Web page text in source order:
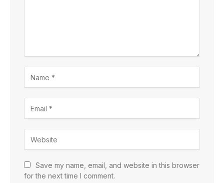
Save my name, email, and website in this browser
for the next time I comment.